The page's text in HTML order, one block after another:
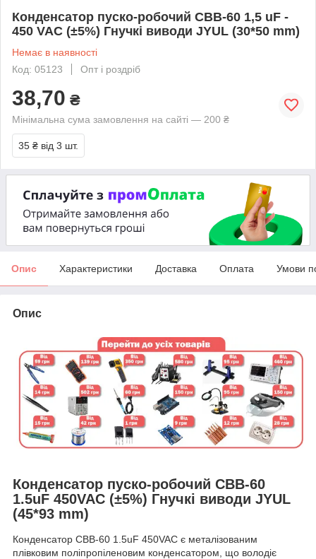
Конденсатор пуско-робочий CBB-60 1,5 uF -
450 VAC (±5%) Гнучкі виводи JYUL (30*50 mm)
Немає в наявності
Код: 05123
Опт і роздріб
38,70 ₴
Мінімальна сума замовлення на сайті — 200 ₴
35 ₴ від 3 шт.
Опис Характеристики Доставка Оплата Умови
Опис
Конденсатор пуско-робочий CBB-60
1.5uF 450VAC (±5%) Гнучкі виводи JYUL
(45*93 mm)
Конденсатор CBB-60 1.5uF 450VAC є металізованим
плівковим поліпропіленовим конденсатором, що володіє